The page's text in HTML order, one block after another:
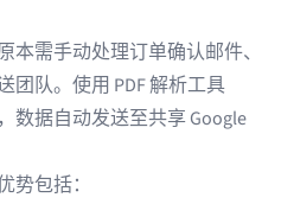
需手动处理订单确认邮件、
团队。使用 PDF 解析工具
数据自动发送至共享 Google
包括：